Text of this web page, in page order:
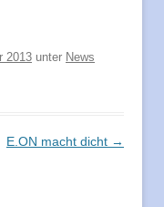
2013 unter News
E.ON macht dicht →